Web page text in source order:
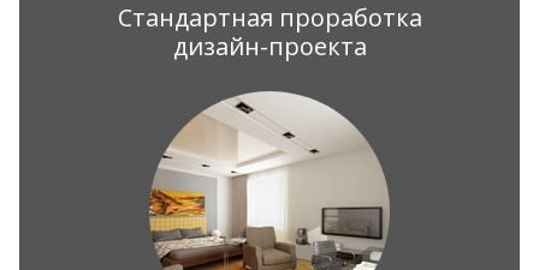
Стандартная проработка
дизайн-проекта